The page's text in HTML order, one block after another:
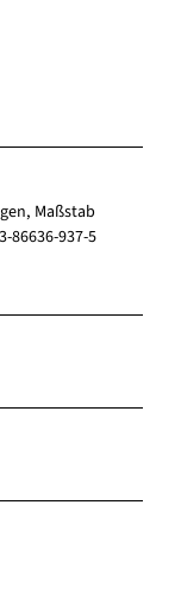
Maßstab
86636-937-5